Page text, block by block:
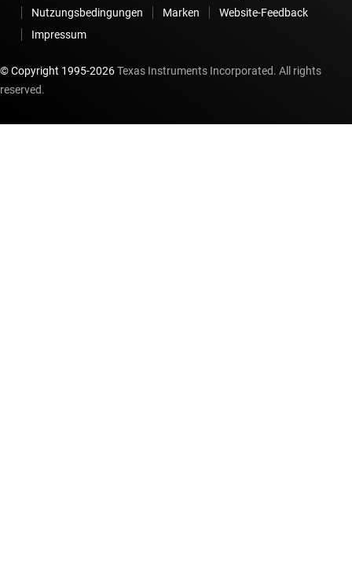
Nutzungsbedingungen
Marken
Website-Feedback
Impressum
© Copyright 1995-2026Texas Instruments Incorporated. All rights
reserved.